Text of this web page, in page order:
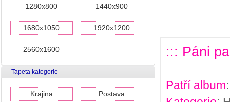
1280x800 1440x900
1680x1050 1920x1200
2560x1600
Tapeta kategorie
Krajina Postava
::: Páni
Patří album